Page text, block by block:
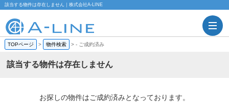
該当する物件は存在しません｜株式会社A-LINE
TOPページ > 物件検索 >- ご成約済み
該当する物件は存在しません
お探しの物件はご成約済みとなっております。